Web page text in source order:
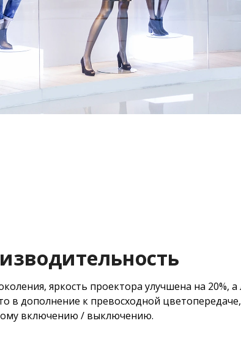
яркость проектора улучшена на 20%, а
в дополнение к превосходной
включению / выключению.